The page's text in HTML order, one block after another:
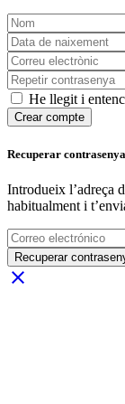
He llegit i
Crear compte
Recuperar contrasenya
Introdueix l’adreça
habitualment i
Recuperar
close